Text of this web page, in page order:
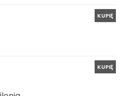
KUPIĘ
KUPIĘ